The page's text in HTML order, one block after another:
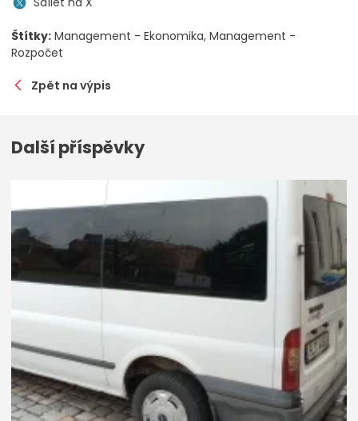
Štítky: Management - Ekonomika Management -
Rozpočet
Zpět na výpis
Další příspěvky